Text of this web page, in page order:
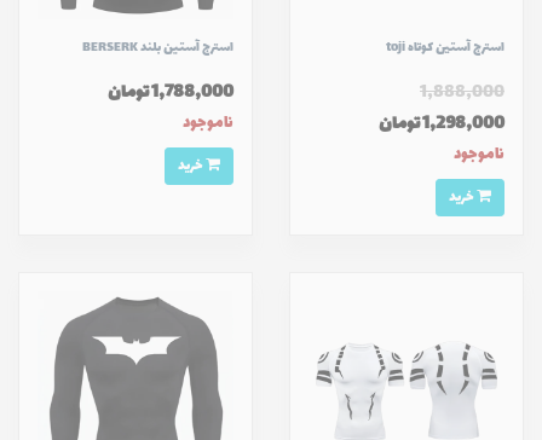
استرج آستين كوتاه toji
1,888,000
1,298,000 تومان
ناموجود
استرج آستین بلند BERSERK
1,788,000 تومان
ناموجود